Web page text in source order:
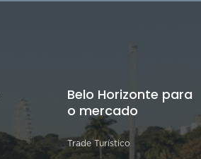
Belo Horizonte para
o mercado
Trade Turístico